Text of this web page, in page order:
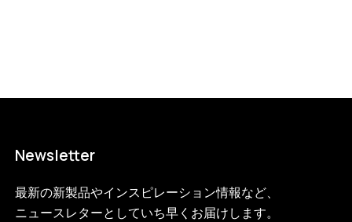
Newsletter
最新の新製品やインスピレーション情報など、
ニュースレターとしていち早くお届けします。